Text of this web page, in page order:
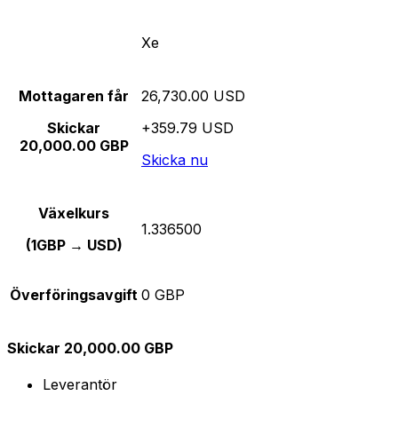
Xe
Mottagaren får
Skickar
20,000.00 GBP
26,730.00 USD
+359.79 USD
Skicka nu
Växelkurs
(1GBP → USD)
1.336500
Överföringsavgift 0 GBP
Skickar 20,000.00 GBP
Leverantör